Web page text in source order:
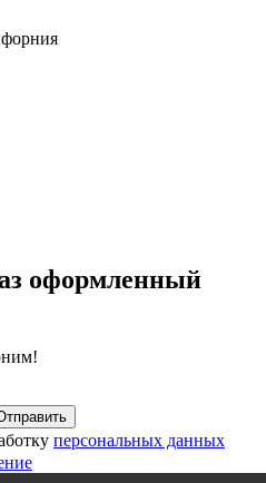
оформленный
персональных данных